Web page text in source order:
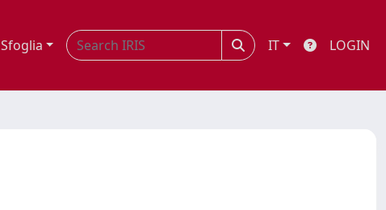
Sfoglia IT LOGIN